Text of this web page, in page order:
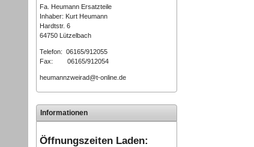
Fa. Heumann Ersatzteile
Inhaber: Kurt Heumann
Hardtstr. 6
64750 Lützelbach
Telefon: 06165/912055
Fax: 06165/912054
heumannzweirad@t-online.de
Informationen
Öffnungszeiten Laden: